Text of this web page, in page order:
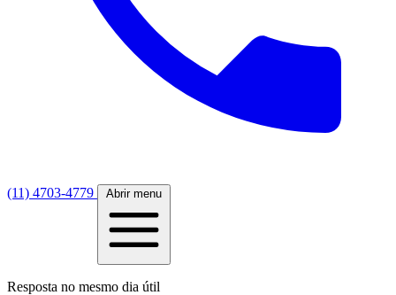
(11) 4703-4779 Abrir menu
Resposta no mesmo dia útil